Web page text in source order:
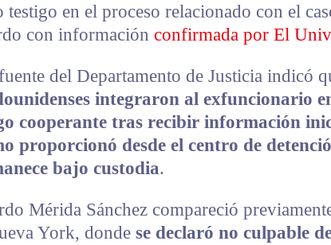
testigo en el proceso relacionado con el
con información confirmada por El
del Departamento de Justicia indicó
integraron al exfuncionario
cooperante tras recibir información
proporcionó desde el centro de
bajo custodia.
Mérida Sánchez compareció
York, donde se declaró no culpable